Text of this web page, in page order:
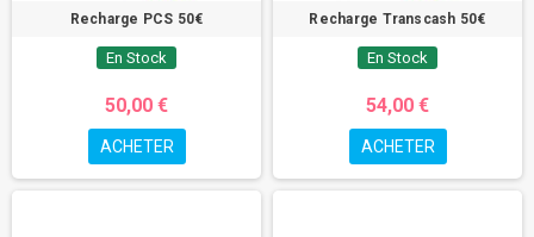
Recharge PCS 50€
En Stock
50,00 €
ACHETER
Recharge Transcash 50€
En Stock
54,00 €
ACHETER